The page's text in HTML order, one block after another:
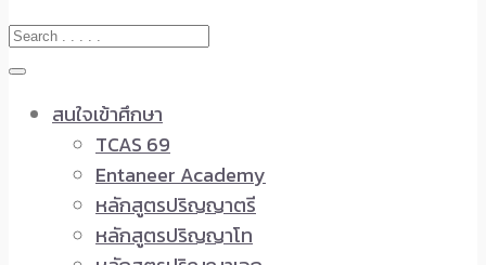
สนใจเข้าศึกษา
TCAS 69
Entaneer Academy
หลักสูตรปริญญาตรี
หลักสูตรปริญญาโท